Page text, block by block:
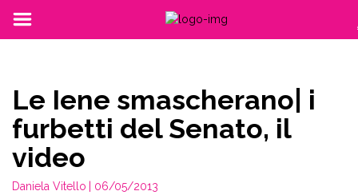
Le Iene smascherano| i
furbetti del Senato, il
video
Daniela Vitello | 06/05/2013